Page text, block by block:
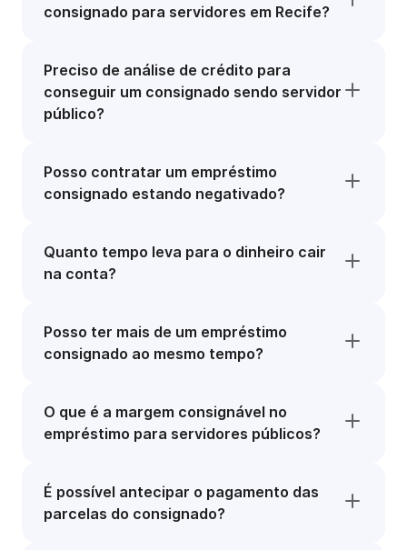
consignado para servidores em Recife?
Preciso de análise de crédito para
conseguir um consignado sendo servidor
público?
Posso contratar um empréstimo
consignado estando negativado?
Quanto tempo leva para o dinheiro cair
na conta?
Posso ter mais de um empréstimo
consignado ao mesmo tempo?
O que é a margem consignável no
empréstimo para servidores públicos?
É possível antecipar o pagamento das
parcelas do consignado?